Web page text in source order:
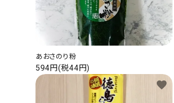
あおさのり粉
594円(税44円)
favorite